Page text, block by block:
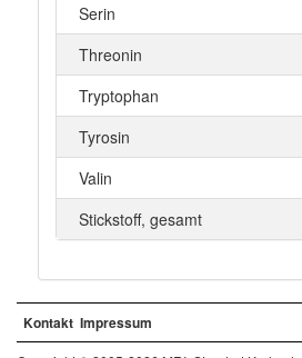
Serin
Threonin
Tryptophan
Tyrosin
Valin
Stickstoff, gesamt
Kontakt Impressum